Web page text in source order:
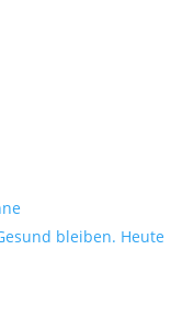
bleiben. Heute